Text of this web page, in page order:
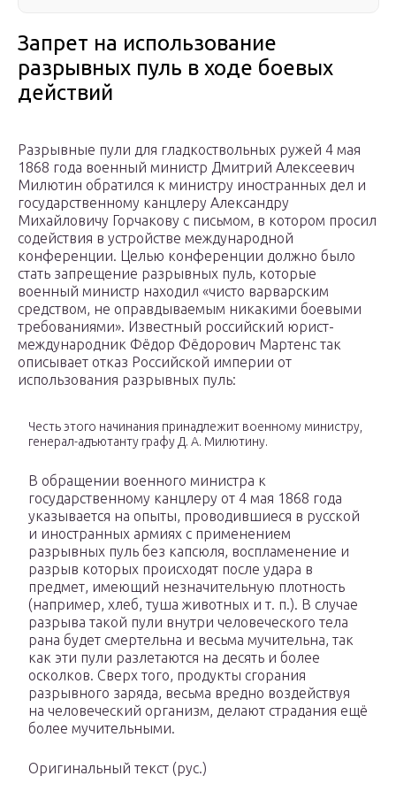
Запрет на использование
разрывных пуль в ходе боевых
действий
Разрывные пули для гладкоствольных ружей 4 мая
1868 года военный министр Дмитрий Алексеевич
Милютин обратился к министру иностранных дел и
государственному канцлеру Александру
Михайловичу Горчакову с письмом, в котором просил
содействия в устройстве международной
конференции. Целью конференции должно было
стать запрещение разрывных пуль, которые
военный министр находил «чисто варварским
средством, не оправдываемым никакими боевыми
требованиями». Известный российский юрист-
международник Фёдор Фёдорович Мартенс так
описывает отказ Российской империи от
использования разрывных пуль:
Честь этого начинания принадлежит военному министру,
генерал-адъютанту графу Д. А. Милютину.
В обращении военного министра к
государственному канцлеру от 4 мая 1868 года
указывается на опыты, проводившиеся в русской
и иностранных армиях с применением
разрывных пуль без капсюля, воспламенение и
разрыв которых происходят после удара в
предмет, имеющий незначительную плотность
(например, хлеб, туша животных и т. п.). В случае
разрыва такой пули внутри человеческого тела
рана будет смертельна и весьма мучительна, так
как эти пули разлетаются на десять и более
осколков. Сверх того, продукты сгорания
разрывного заряда, весьма вредно воздействуя
на человеческий организм, делают страдания ещё
более мучительными.
Оригинальный текст (рус.)